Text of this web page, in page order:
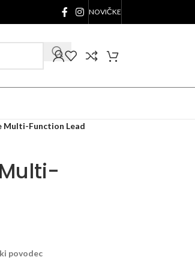
NOVIČKE
Multi-Function Lead
povodec